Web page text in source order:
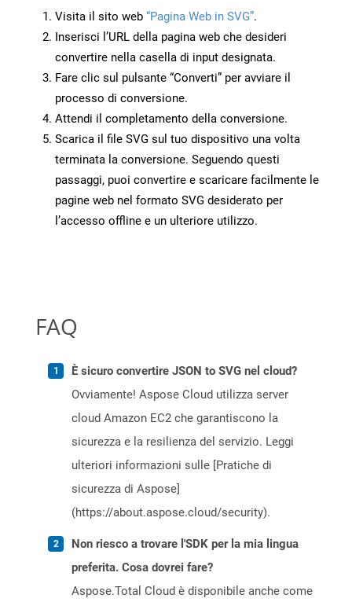
Visita il sito web “Pagina Web in SVG”.
Inserisci l’URL della pagina web che desideri
convertire nella casella di input designata.
Fare clic sul pulsante “Converti” per avviare il
processo di conversione.
Attendi il completamento della conversione.
Scarica il file SVG sul tuo dispositivo una volta
terminata la conversione. Seguendo questi
passaggi, puoi convertire e scaricare facilmente le
pagine web nel formato SVG desiderato per
l’accesso offline e un ulteriore utilizzo.
FAQ
È sicuro convertire JSON to SVG nel cloud?
Ovviamente! Aspose Cloud utilizza server
cloud Amazon EC2 che garantiscono la
sicurezza e la resilienza del servizio. Leggi
ulteriori informazioni sulle [Pratiche di
sicurezza di Aspose]
(https://about.aspose.cloud/security).
Non riesco a trovare l'SDK per la mia lingua
preferita. Cosa dovrei fare?
Aspose.Total Cloud è disponibile anche come